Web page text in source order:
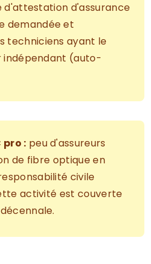
d'attestation d'assurance
demandée et
techniciens ayant le
(auto-
pro : peu d'assureurs
de fibre optique en
civile
activité est couverte